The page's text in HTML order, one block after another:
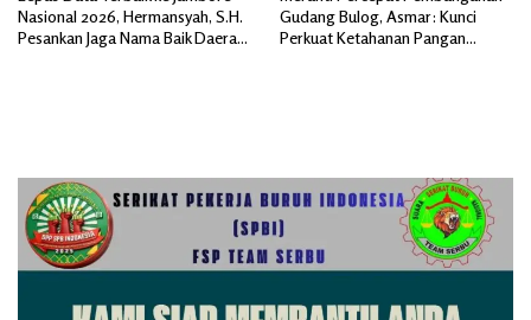
Nasional 2026, Hermansyah, S.H.
Pesankan Jaga Nama Baik Daerah
Gudang Bulog, Asmar: Kunci
Perkuat Ketahanan Pangan